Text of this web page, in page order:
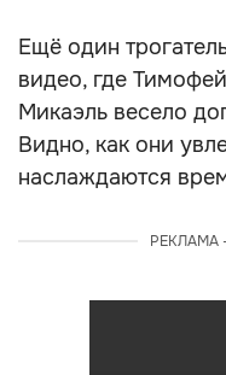
Ещё один
видео, где
Микаэль весело
Видно, как они
наслаждаются
РЕКЛАМА